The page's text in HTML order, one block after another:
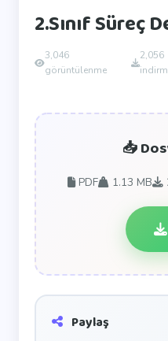
2.Sınıf Süreç
3,046
görüntülenme
2,056
📥
PDF 1.13 MB
Paylaş